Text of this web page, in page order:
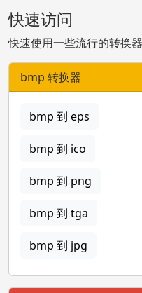
快速访问
快速使用一些流行的转换器
bmp 转换器
bmp 到 eps
bmp 到 ico
bmp 到 png
bmp 到 tga
bmp 到 jpg